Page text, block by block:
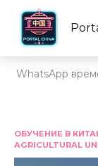
WhatsApp
содержанию
ОБУЧЕНИЕ В
AGRICULTURAL